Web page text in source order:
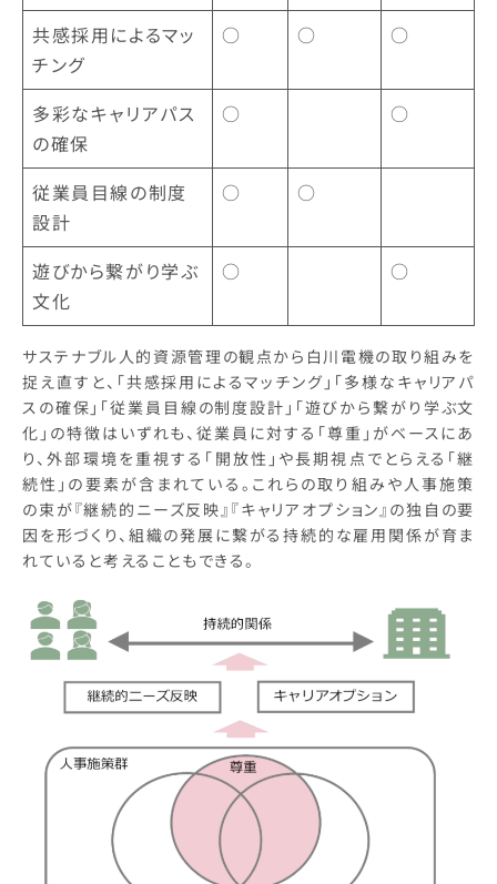
共感採用によるマッ
チング
○ ○ ○
多彩なキャリアパス
の確保
○ ○
従業員目線の制度
設計
○ ○
遊びから繋がり学ぶ
文化
○ ○
サステナブル人的資源管理の観点から白川電機の取り組みを
捉え直すと、「共感採用によるマッチング」「多様なキャリアパ
スの確保」「従業員目線の制度設計」「遊びから繋がり学ぶ文
化」の特徴はいずれも、従業員に対する「尊重」がベースにあ
り、外部環境を重視する「開放性」や長期視点でとらえる「継
続性」の要素が含まれている。これらの取り組みや人事施策
の束が『継続的ニーズ反映』『キャリアオプション』の独自の要
因を形づくり、組織の発展に繋がる持続的な雇用関係が育ま
れていると考えることもできる。